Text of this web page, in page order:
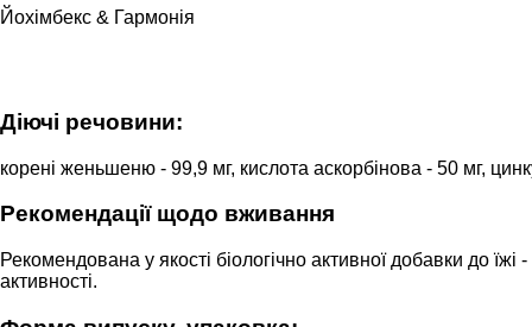
Йохімбекс & Гармонія
Діючі речовини:
корені женьшеню - 99,9 мг, кислота аскорбінова - 50 мг,
Рекомендації щодо вживання
Рекомендована у якості біологічно активної добавки до
активності.